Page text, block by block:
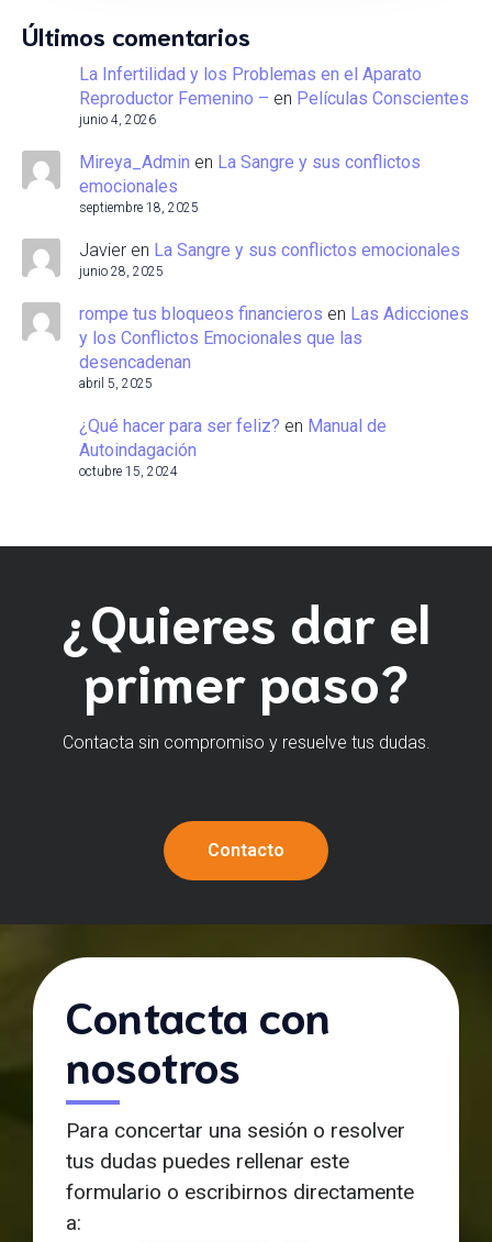
Últimos comentarios
La Infertilidad y los Problemas en el Aparato
Reproductor Femenino – en Películas Conscientes
junio 4, 2026
Mireya_Admin en La Sangre y sus conflictos
emocionales
septiembre 18, 2025
Javier en La Sangre y sus conflictos emocionales
junio 28, 2025
rompe tus bloqueos financieros en Las Adicciones
y los Conflictos Emocionales que las
desencadenan
abril 5, 2025
¿Qué hacer para ser feliz? en Manual de
Autoindagación
octubre 15, 2024
¿Quieres dar el
primer paso?
Contacta sin compromiso y resuelve tus dudas.
Contacto
Contacta con
nosotros
Para concertar una sesión o resolver
tus dudas puedes rellenar este
formulario o escribirnos directamente
a: